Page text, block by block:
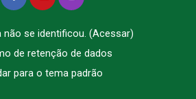
não se identificou. (Acessar)
de retenção de dados
para o tema padrão